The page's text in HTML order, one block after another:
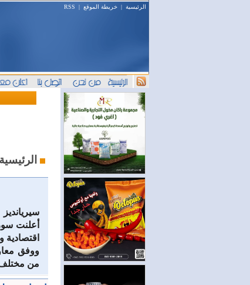
الرئيسية | خريطة الموقع |
RSS
الرئيسية
سيريانديز
أعلنت
ووفق
من مختلف